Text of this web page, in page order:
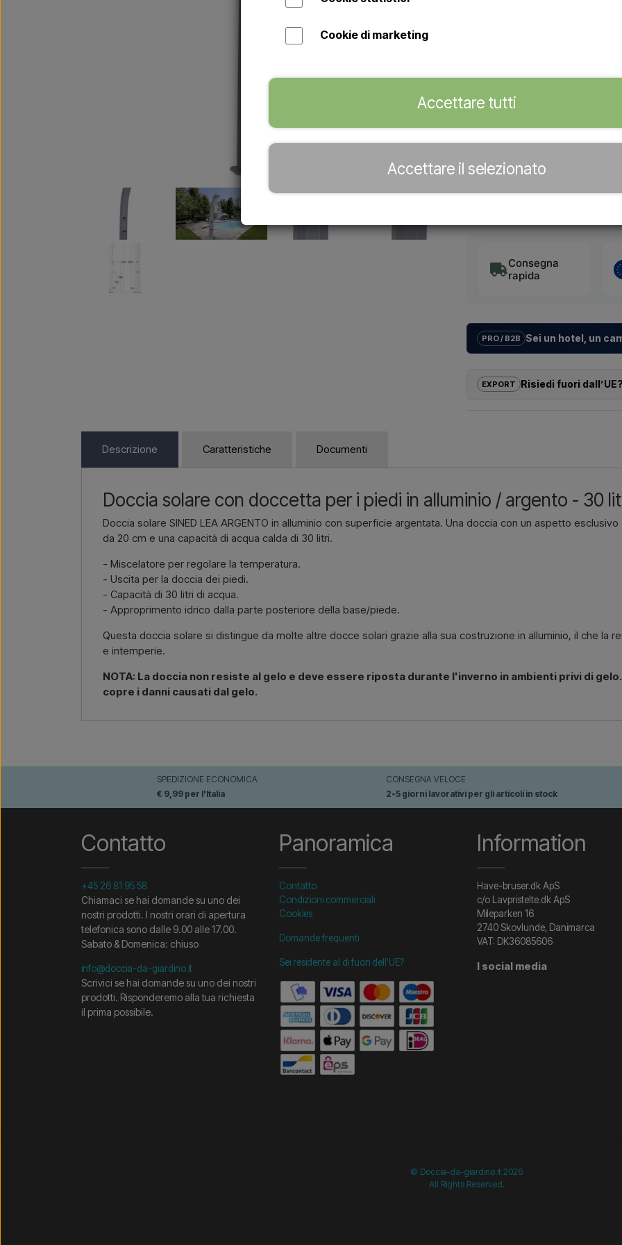
Doccia con soffione da 20
Capacità di 30 litri di
Purtroppo l'articolo non può
Avvisami quando l'articolo
Consegna
rapida
PRO / B2B Sei un hotel, un
su misura
installazione.
EXPORT Risiedi fuori dall’UE?
Contattaci
Descrizione Caratteristiche Documenti
Doccia solare con doccetta per i piedi in alluminio / argento - 30
Doccia solare SINED LEA ARGENTO in alluminio con superficie argentata. Una doccia con un aspetto
da 20 cm e una capacità di acqua calda di 30 litri.
- Miscelatore per regolare la temperatura.
- Uscita per la doccia dei piedi.
- Capacità di 30 litri di acqua.
- Approprimento idrico dalla parte posteriore della base/piede.
Questa doccia solare si distingue da molte altre docce solari grazie alla sua costruzione in alluminio, il che la
e intemperie.
NOTA: La doccia non resiste al gelo e deve essere riposta durante l'inverno in ambienti privi di
copre i danni causati dal gelo.
SPEDIZIONE ECONOMICA
€ 9,99 per l'Italia
CONSEGNA VELOCE
2-5 giorni lavorativi per gli articoli in stock
Contatto
+45 26 81 95 58
Chiamaci se hai domande su uno dei
nostri prodotti. I nostri orari di apertura
telefonica sono dalle 9.00 alle 17.00.
Sabato & Domenica: chiuso
info@doccia-da-giardino.it
Scrivici se hai domande su uno dei nostri
prodotti. Risponderemo alla tua richiesta
il prima possibile.
Panoramica
Contatto
Condizioni commerciali
Cookies
Domande frequenti
Sei residente al di fuori dell'UE?
Information
Have-bruser.dk ApS
c/o Lavpristelte.dk ApS
Mileparken 16
2740 Skovlunde, Danimarca
VAT: DK36085606
I social media
© Doccia-da-giardino.it 2026
All Rights Reserved.
Cookie di marketing
Accettare tutti
Accettare il selezionato